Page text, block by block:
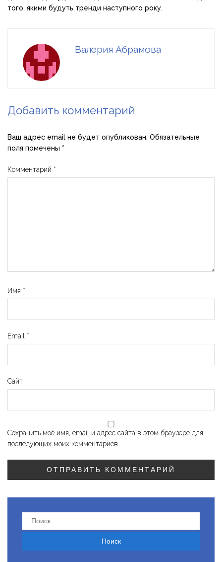
того, якими будуть тренди наступного року.
Валерия Абрамова
Добавить комментарий
Ваш адрес email не будет опубликован. Обязательные
поля помечены *
Комментарий *
Имя *
Email *
Сайт
Сохранить моё имя, email и адрес сайта в этом браузере для
последующих моих комментариев.
Найти: